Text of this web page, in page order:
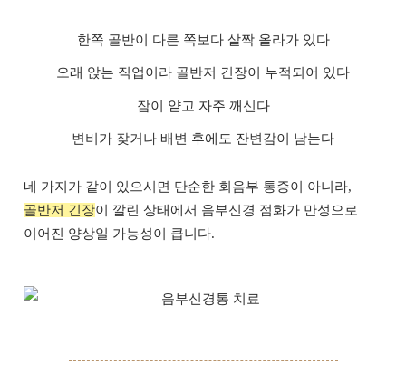
한쪽 골반이 다른 쪽보다 살짝 올라가 있다
오래 앉는 직업이라 골반저 긴장이 누적되어 있다
잠이 얕고 자주 깨신다
변비가 잦거나 배변 후에도 잔변감이 남는다
네 가지가 같이 있으시면 단순한 회음부 통증이 아니라,
골반저 긴장이 깔린 상태에서 음부신경 점화가 만성으로
이어진 양상일 가능성이 큽니다.